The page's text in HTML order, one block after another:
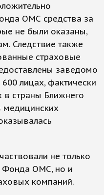
ОМС средства за
не были оказаны,
Следствие также
страховые
заведомо
лицах, фактически
страны Ближнего
медицинских
не только
Фонда ОМС, но и
компаний.